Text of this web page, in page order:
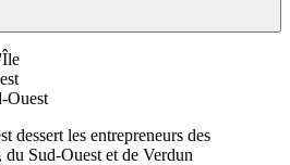
Ouest
les entrepreneurs des
Sud-Ouest et de Verdun